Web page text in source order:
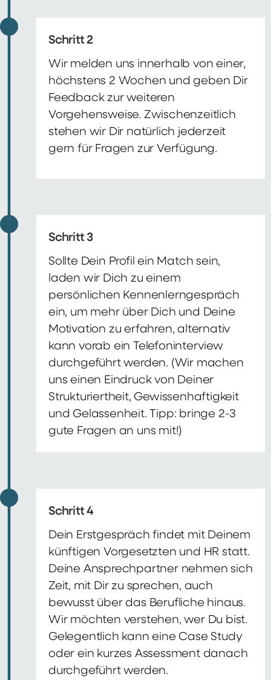
Schritt 2
Wir melden uns innerhalb von einer,
höchstens 2 Wochen und geben Dir
Feedback zur weiteren
Vorgehensweise. Zwischenzeitlich
stehen wir Dir natürlich jederzeit
gern für Fragen zur Verfügung.
Schritt 3
Sollte Dein Profil ein Match sein,
laden wir Dich zu einem
persönlichen Kennenlerngespräch
ein, um mehr über Dich und Deine
Motivation zu erfahren, alternativ
kann vorab ein Telefoninterview
durchgeführt werden. (Wir machen
uns einen Eindruck von Deiner
Strukturiertheit, Gewissenhaftigkeit
und Gelassenheit. Tipp: bringe 2-3
gute Fragen an uns mit!)
Schritt 4
Dein Erstgespräch findet mit Deinem
künftigen Vorgesetzten und HR statt.
Deine Ansprechpartner nehmen sich
Zeit, mit Dir zu sprechen, auch
bewusst über das Berufliche hinaus.
Wir möchten verstehen, wer Du bist.
Gelegentlich kann eine Case Study
oder ein kurzes Assessment danach
durchgeführt werden.